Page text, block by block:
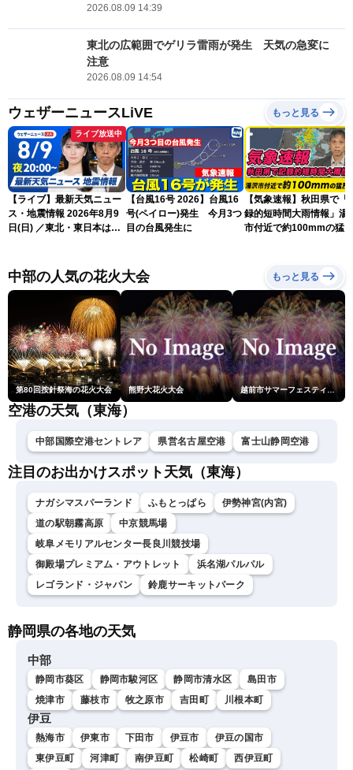
2026.08.09 14:39
東北の広範囲でゲリラ雷雨が発生 天気の急変に
注意
2026.08.09 14:54
ウェザーニュースLiVE もっと見る
ライブ放送中
【ライブ】最新天気ニュー
ス・地震情報 2026年8月9
日(日) ／東北・東日本は急
衣／芳野達郎〉
【台風16号 2026】台風16
号(ペイロー)発生 今月3つ
目の台風発生に
【気象速報】秋田県で「
録的短時間大雨情報」湯
市付近で約100mmの猛烈
中部の人気の花火大会 もっと見る
第80回按針祭海の花火大会 熊野大花火大会 越前市サマーフェスティバル花火大会
空港の天気（東海）
中部国際空港セントレア 県営名古屋空港 富士山静岡空港
注目のお出かけスポット天気（東海）
ナガシマスパーランド ふもとっぱら
伊勢神宮(内宮)
道の駅朝霧高原
中京競馬場
岐阜メモリアルセンター長良川競技場
御殿場プレミアム・アウトレット
浜名湖パルパル
レゴランド・ジャパン
鈴鹿サーキットパーク
静岡県の各地の天気
中部
静岡市葵区 静岡市駿河区 静岡市清水区
島田市
焼津市
藤枝市 牧之原市 吉田町 川根本町
伊豆
熱海市 伊東市 下田市 伊豆市
伊豆の国市
東伊豆町
河津町 南伊豆町 松崎町 西伊豆町